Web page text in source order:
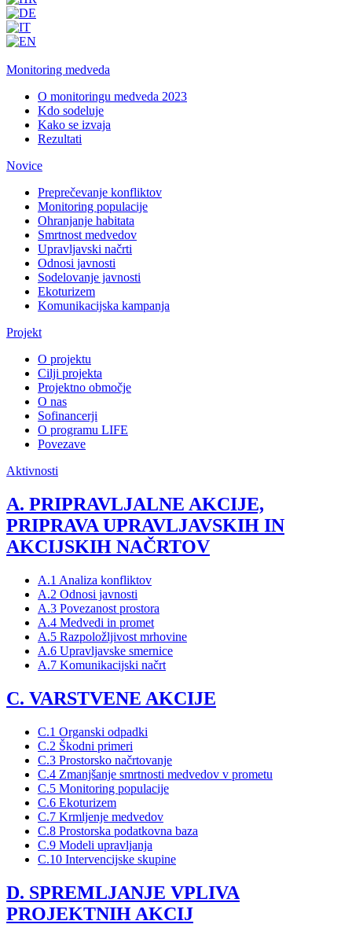
Monitoring medveda
O monitoringu medveda 2023
Kdo sodeluje
Kako se izvaja
Rezultati
Novice
Preprečevanje konfliktov
Monitoring populacije
Ohranjanje habitata
Smrtnost medvedov
Upravljavski načrti
Odnosi javnosti
Sodelovanje javnosti
Ekoturizem
Komunikacijska kampanja
Projekt
O projektu
Cilji projekta
Projektno območje
O nas
Sofinancerji
O programu LIFE
Povezave
Aktivnosti
A. PRIPRAVLJALNE AKCIJE,
PRIPRAVA UPRAVLJAVSKIH IN
AKCIJSKIH NAČRTOV
A.1 Analiza konfliktov
A.2 Odnosi javnosti
A.3 Povezanost prostora
A.4 Medvedi in promet
A.5 Razpoložljivost mrhovine
A.6 Upravljavske smernice
A.7 Komunikacijski načrt
C. VARSTVENE AKCIJE
C.1 Organski odpadki
C.2 Škodni primeri
C.3 Prostorsko načrtovanje
C.4 Zmanjšanje smrtnosti medvedov v prometu
C.5 Monitoring populacije
C.6 Ekoturizem
C.7 Krmljenje medvedov
C.8 Prostorska podatkovna baza
C.9 Modeli upravljanja
C.10 Intervencijske skupine
D. SPREMLJANJE VPLIVA
PROJEKTNIH AKCIJ